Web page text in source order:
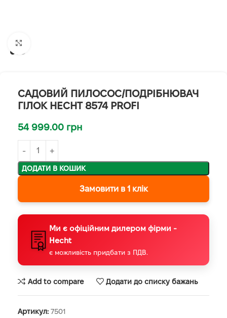
САДОВИЙ ПИЛОСОС/ПОДРІБНЮВАЧ
ГІЛОК HECHT 8574 PROFI
54 999.00 грн
ДОДАТИ В КОШИК
Замовити в 1 клік
Ми є офіційним дилером фірми -
Hecht
є можливість придбати з ПДВ.
Add to compare Додати до списку бажань
Артикул: 7501